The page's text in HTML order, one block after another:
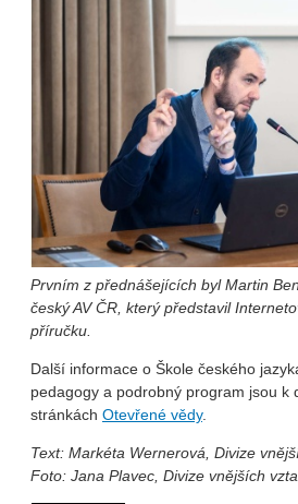
Prvním z přednášejících byl Martin
český AV ČR, který představil
příručku.
Další informace o Škole českého
pedagogy a podrobný program jsou k
stránkách Otevřené vědy.
Text: Markéta Wernerová, Divize
Foto: Jana Plavec, Divize vnějších